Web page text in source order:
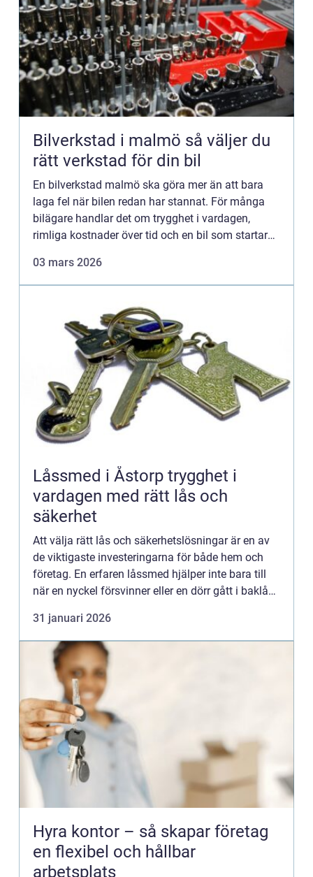
Bilverkstad i malmö så väljer du
rätt verkstad för din bil
En bilverkstad malmö ska göra mer än att bara
laga fel när bilen redan har stannat. För många
bilägare handlar det om trygghet i vardagen,
rimliga kostnader över tid och en bil som startar
valet av verk...
03 mars 2026
Låssmed i Åstorp trygghet i
vardagen med rätt lås och
säkerhet
Att välja rätt lås och säkerhetslösningar är en av
de viktigaste investeringarna för både hem och
företag. En erfaren låssmed hjälper inte bara till
när en nyckel försvinner eller en dörr gått i baklås,
31 januari 2026
Hyra kontor – så skapar företag
en flexibel och hållbar
arbetsplats